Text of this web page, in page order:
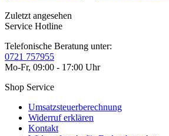
Zuletzt angesehen
Service Hotline
Telefonische Beratung unter:
0721 757955
Mo-Fr, 09:00 - 17:00 Uhr
Shop Service
Umsatzsteuerberechnung
Widerruf erklären
Kontakt